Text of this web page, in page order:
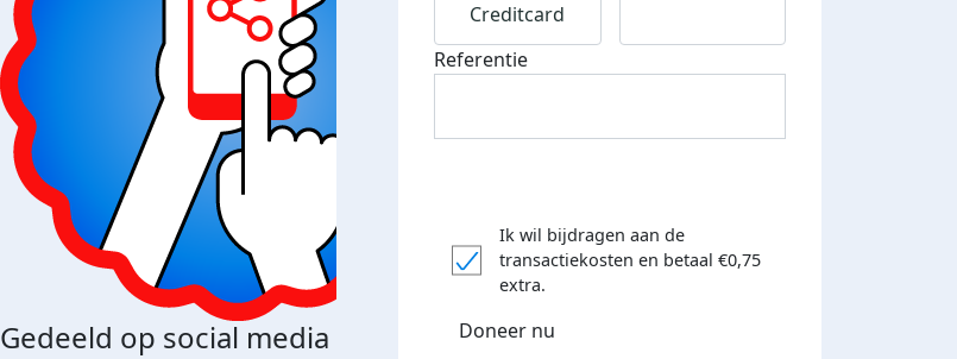
Gedeeld op social media Donateurs bedankt
Creditcard
Referentie
Ik wil bijdragen aan de
transactiekosten en betaal €0,75
extra.
Doneer nu